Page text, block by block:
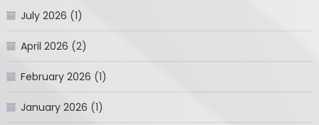
July 2026 (1)
April 2026 (2)
February 2026 (1)
January 2026 (1)